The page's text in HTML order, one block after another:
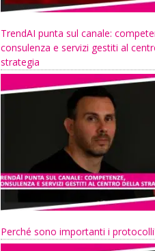
TrendAI punta sul canale:
consulenza e servizi gestiti al
strategia
Perché sono importanti i